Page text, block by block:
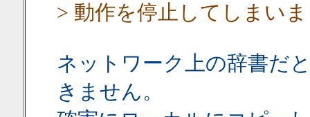
> 動作を停止してしまい
ネットワーク上の辞書だ
きません。